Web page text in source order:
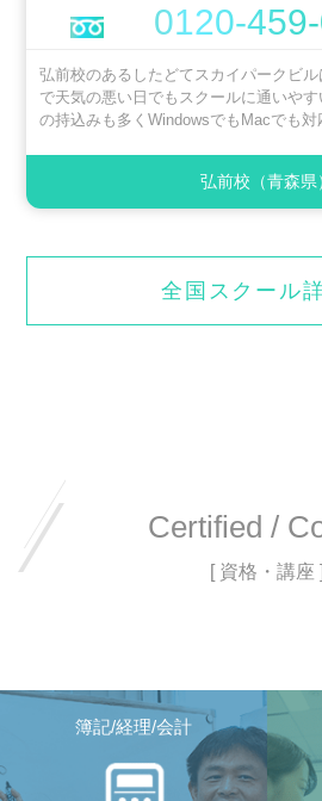
0120-
弘前校のあるしたどてスカイパークビ
で天気の悪い日でもスクールに通いや
の持込みも多くWindowsでもMacでも対
弘前校（青森県
全国スクール
Certified /
[ 資格・講座 ]
簿記/経理/会計